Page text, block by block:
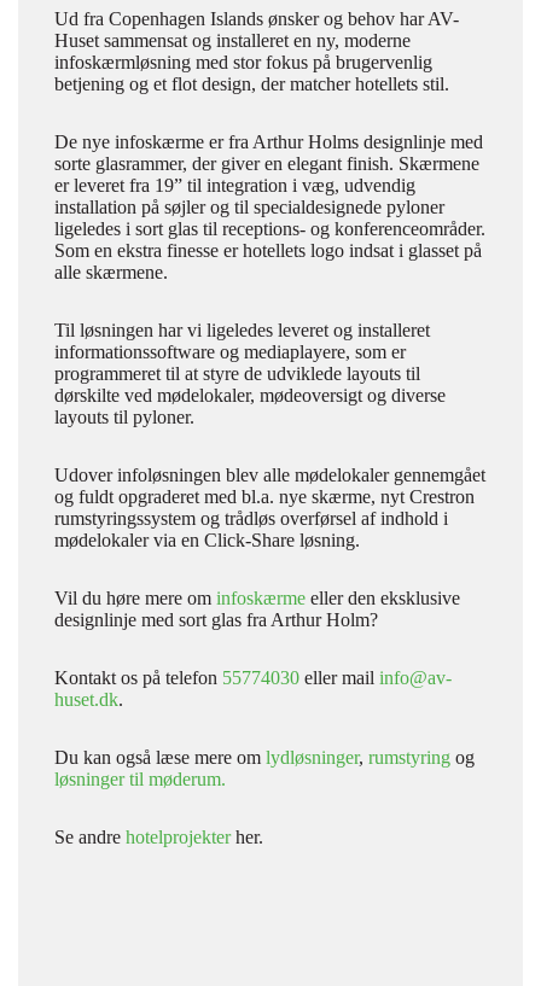
Ud fra Copenhagen Islands ønsker og behov har AV-
Huset sammensat og installeret en ny, moderne
infoskærmløsning med stor fokus på brugervenlig
betjening og et flot design, der matcher hotellets stil.
De nye infoskærme er fra Arthur Holms designlinje med
sorte glasrammer, der giver en elegant finish. Skærmene
er leveret fra 19” til integration i væg, udvendig
installation på søjler og til specialdesignede pyloner
ligeledes i sort glas til receptions- og konferenceområder.
Som en ekstra finesse er hotellets logo indsat i glasset på
alle skærmene.
Til løsningen har vi ligeledes leveret og installeret
informationssoftware og mediaplayere, som er
programmeret til at styre de udviklede layouts til
dørskilte ved mødelokaler, mødeoversigt og diverse
layouts til pyloner.
Udover infoløsningen blev alle mødelokaler gennemgået
og fuldt opgraderet med bl.a. nye skærme, nyt Crestron
rumstyringssystem og trådløs overførsel af indhold i
mødelokaler via en Click-Share løsning.
Vil du høre mere om infoskærme eller den eksklusive
designlinje med sort glas fra Arthur Holm?
Kontakt os på telefon 55774030 eller mail info@av-
huset.dk.
Du kan også læse mere om lydløsninger, rumstyring og
løsninger til møderum.
Se andre hotelprojekterher.